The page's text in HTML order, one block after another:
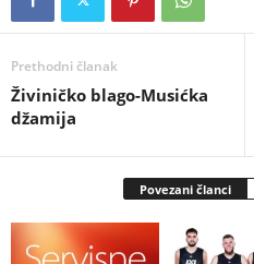
Prethodni članak
Živiničko blago-Musićka
džamija
Povezani članci